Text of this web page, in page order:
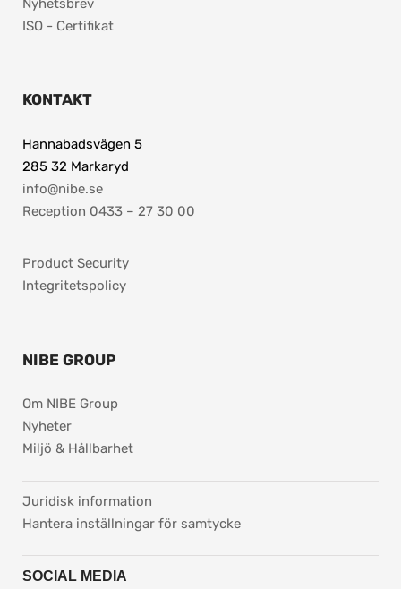
ISO - Certifikat
KONTAKT
Hannabadsvägen 5
285 32 Markaryd
info@nibe.se
Reception 0433 – 27 30 00
Product Security
Integritetspolicy
NIBE GROUP
Om NIBE Group
Nyheter
Miljö & Hållbarhet
Juridisk information
Hantera inställningar för samtycke
SOCIAL MEDIA